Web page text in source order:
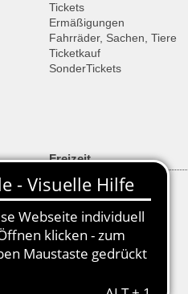
Tickets
Ermäßigungen
Fahrräder, Sachen, Tiere
Ticketkauf
SonderTickets
Freizeit
Ausflugsregionen
Fahrrad
Historische Fahrzeuge
Fähren & Schiffe